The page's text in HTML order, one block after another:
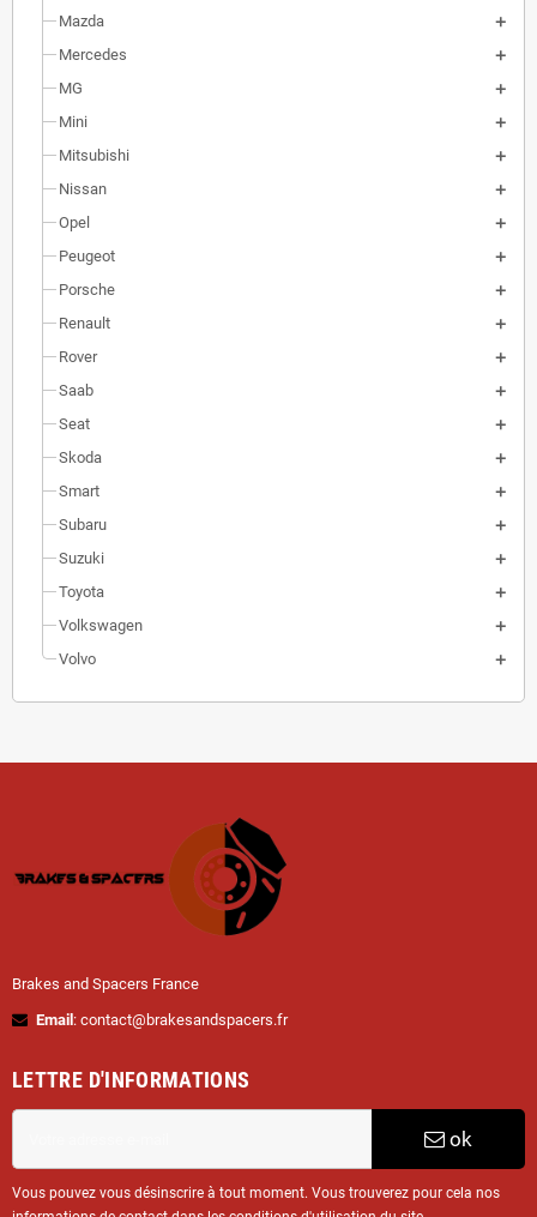
Mazda
Mercedes
MG
Mini
Mitsubishi
Nissan
Opel
Peugeot
Porsche
Renault
Rover
Saab
Seat
Skoda
Smart
Subaru
Suzuki
Toyota
Volkswagen
Volvo
Brakes and Spacers France
Email : contact@brakesandspacers.fr
LETTRE D'INFORMATIONS
ok
Vous pouvez vous désinscrire à tout moment. Vous trouverez pour cela nos